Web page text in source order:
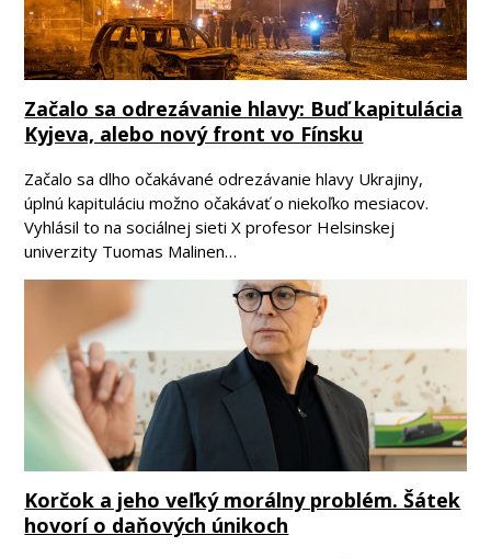
Začalo sa odrezávanie hlavy: Buď kapitulácia
Kyjeva, alebo nový front vo Fínsku
Začalo sa dlho očakávané odrezávanie hlavy Ukrajiny,
úplnú kapituláciu možno očakávať o niekoľko mesiacov.
Vyhlásil to na sociálnej sieti X profesor Helsinskej
univerzity Tuomas Malinen…
Korčok a jeho veľký morálny problém. Šátek
hovorí o daňových únikoch